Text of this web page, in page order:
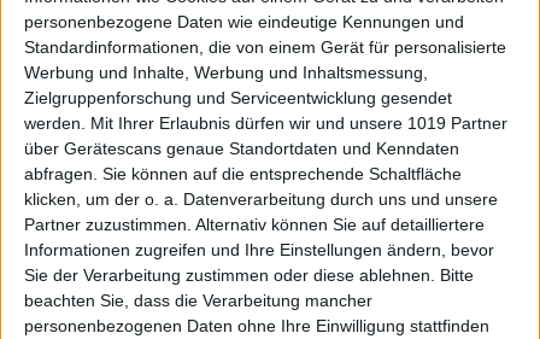
personenbezogene Daten wie eindeutige Kennungen und
Standardinformationen, die von einem Gerät für personalisierte
Werbung und Inhalte, Werbung und Inhaltsmessung,
Zielgruppenforschung und Serviceentwicklung gesendet
werden.
Mit Ihrer Erlaubnis dürfen wir und unsere 1019 Partner
über Gerätescans genaue Standortdaten und Kenndaten
abfragen. Sie können auf die entsprechende Schaltfläche
klicken, um der o. a. Datenverarbeitung durch uns und unsere
Partner zuzustimmen. Alternativ können Sie auf detailliertere
Informationen zugreifen und Ihre Einstellungen ändern, bevor
Sie der Verarbeitung zustimmen oder diese ablehnen.
Bitte
beachten Sie, dass die Verarbeitung mancher
personenbezogenen Daten ohne Ihre Einwilligung stattfinden